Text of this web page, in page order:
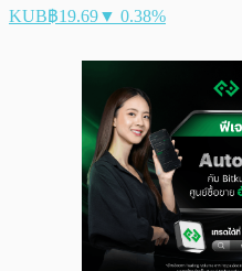
KUB฿19.69▼ 0.38%